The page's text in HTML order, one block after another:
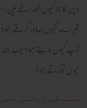
دین کا جز کیوں ٹھہراتے ہیں
تم اسے کیوں صادرکرتے
آپ کیوں دیتے ہو؟ جب
کیوں توڑتے ہو ؟
سنت کی روشنی